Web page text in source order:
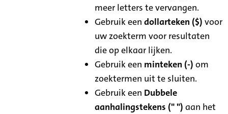
meer letters te vervangen.
Gebruik eendollarteken ($) voor
uw zoekterm voor resultaten
die op elkaar lijken.
Gebruik een minteken (-) om
zoektermen uit te sluiten.
Gebruik een Dubbele
aanhalingstekens (" ") aan het